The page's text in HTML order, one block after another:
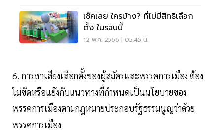
เช็คเลย ใครบ้าง? ที่ไม่มีสิทธิเลือก
ตั้ง ในรอบนี้
12 พ.ค. 2566 | 05:45 น.
6. การหาเสียงเลือกตั้งของผู้สมัครและพรรคการเมือง ต้อง
ไม่ขัดหรือแย้งกับแนวทางที่กําหนดเป็นนโยบายของ
พรรคการเมืองตามกฎหมายประกอบรัฐธรรมนูญว่าด้วย
พรรคการเมือง